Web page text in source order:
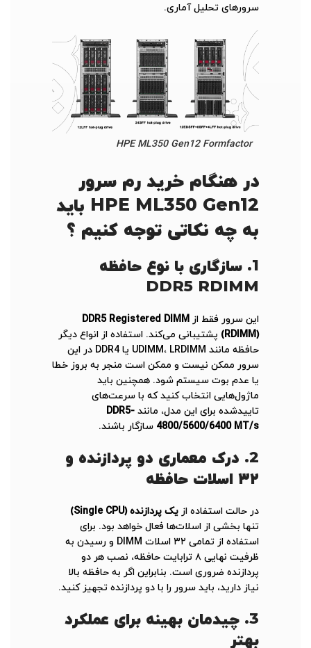
سرورهای تحلیل آماری.
HPE ML350 Gen12 Formfactor
در هنگام خرید رم سرور
HPE ML350 Gen12 باید
به چه نکاتی توجه کنیم ؟
1. سازگاری با نوع حافظه
DDR5 RDIMM
این سرور فقط از DDR5 Registered DIMM
(RDIMM) پشتیبانی می‌کند. استفاده از انواع دیگر
حافظه مانند UDIMM، LRDIMM یا DDR4 در این
سرور ممکن نیست و ممکن است منجر به بروز خطا
یا عدم بوت سیستم شود. همچنین باید
ماژول‌هایی انتخاب کنید که با سرعت‌های
تاییدشده برای این مدل، مانند DDR5-
4800/5600/6400 MT/s سازگار باشند.
2. درک معماری دو پردازنده و
۳۲ اسلات حافظه
در حالت استفاده از یک پردازنده (Single CPU)
تنها بخشی از اسلات‌ها فعال خواهد بود. برای
استفاده از تمامی ۳۲ اسلات DIMM و رسیدن به
ظرفیت نهایی ۸ ترابایت حافظه، نصب هر دو
پردازنده ضروری است. بنابراین اگر به حافظه بالا
نیاز دارید، باید سرور را با دو پردازنده تجهیز کنید.
3. چیدمان بهینه برای عملکرد
بهتر